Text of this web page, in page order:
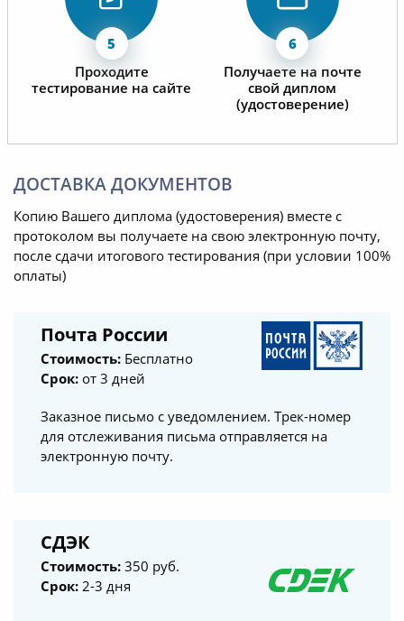
Проходите
тестирование на сайте
Получаете на почте
свой диплом
(удостоверение)
ДОСТАВКА ДОКУМЕНТОВ
Копию Вашего диплома (удостоверения) вместе с
протоколом вы получаете на свою электронную почту,
после сдачи итогового тестирования (при условии 100%
оплаты)
Почта России
Стоимость: Бесплатно
Срок: от 3 дней
Заказное письмо с уведомлением. Трек-номер
для отслеживания письма отправляется на
электронную почту.
СДЭК
Стоимость: 350 руб.
Срок: 2-3 дня